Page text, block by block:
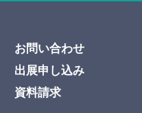
お問い合わせ
出展申し込み
資料請求